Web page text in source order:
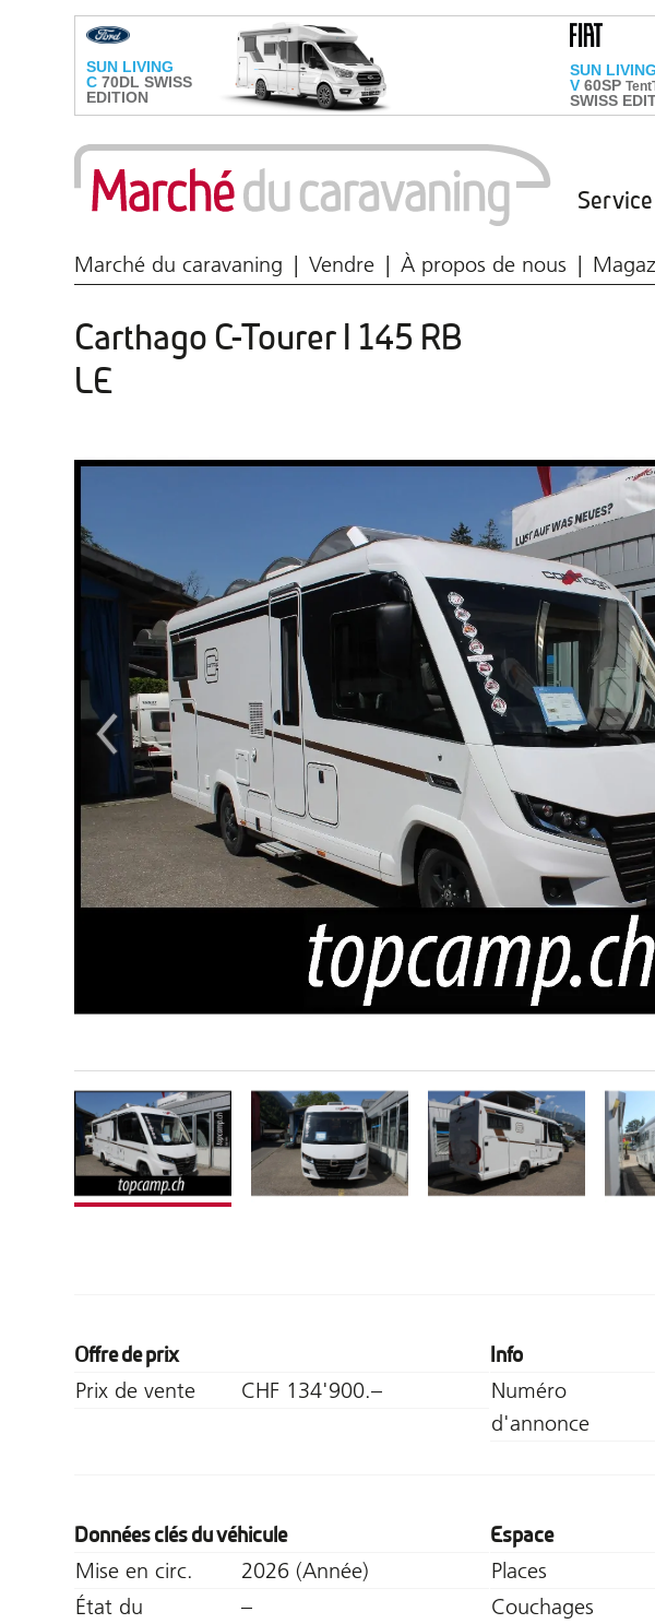
Marché du caravaning Vendre À propos de nous
Carthago C-Tourer I 145 RB
LE
Offre de prix
Prix de vente CHF 134'900.–
Info
Numéro
d'annonce
Données clés du véhicule
Mise en circ.
2026 (Année)
État du
–
Espace
Places
Couchages